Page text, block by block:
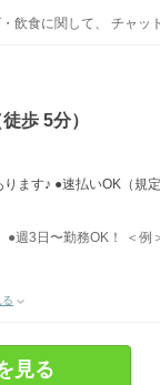
飲食に関して、 チャッ
歩 5分）
ます♪ ●速払いOK（規
●週3日〜勤務OK！ ＜例
る
見る